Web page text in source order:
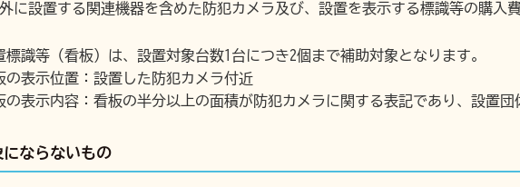
に設置する関連機器を含めた防犯カメラ及び、設置を表示する標識等の購入
識等（看板）は、設置対象台数1台につき2個まで補助対象となります。
の表示位置：設置した防犯カメラ付近
の表示内容：看板の半分以上の面積が防犯カメラに関する表記であり、設置
にならないもの